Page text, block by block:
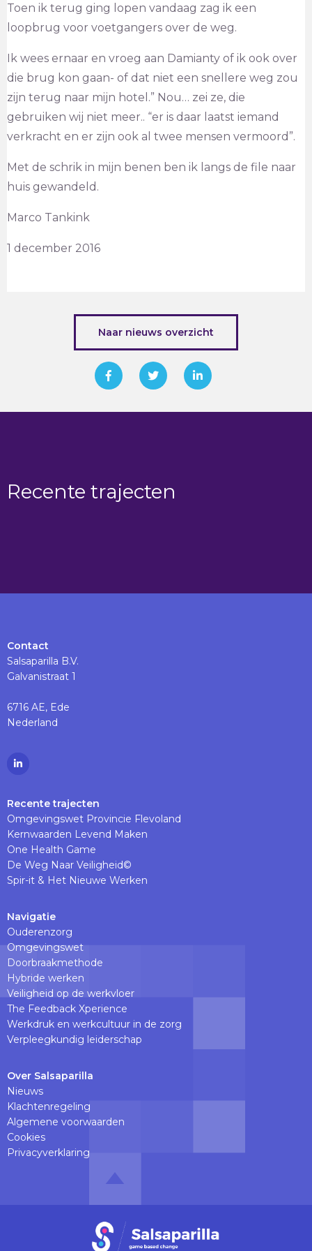
Toen ik terug ging lopen vandaag zag ik een
loopbrug voor voetgangers over de weg.
Ik wees ernaar en vroeg aan Damianty of ik ook over
die brug kon gaan- of dat niet een snellere weg zou
zijn terug naar mijn hotel.” Nou… zei ze, die
gebruiken wij niet meer.. “er is daar laatst iemand
verkracht en er zijn ook al twee mensen vermoord”.
Met de schrik in mijn benen ben ik langs de file naar
huis gewandeld.
Marco Tankink
1 december 2016
Naar nieuws overzicht
Recente trajecten
Contact
Salsaparilla B.V.
Galvanistraat 1
6716 AE, Ede
Nederland
Ga
Linkedinpagina
Recente trajecten
Omgevingswet Provincie Flevoland
Kernwaarden Levend Maken
One Health Game
De Weg Naar Veiligheid©
Spir-it & Het Nieuwe Werken
Navigatie
Ouderenzorg
Omgevingswet
Doorbraakmethode
Hybride werken
Veiligheid op de werkvloer
The Feedback Xperience
Werkdruk en werkcultuur in de zorg
Verpleegkundig leiderschap
Over Salsaparilla
Nieuws
Klachtenregeling
Algemene voorwaarden
Cookies
Privacyverklaring